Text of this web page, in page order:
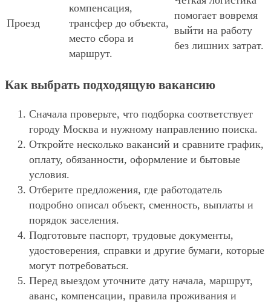
Проезд
компенсация,
трансфер до объекта,
место сбора и
маршрут.
помогает вовремя
выйти на работу
без лишних затрат.
Как выбрать подходящую вакансию
Сначала проверьте, что подборка соответствует
городу Москва и нужному направлению поиска.
Откройте несколько вакансий и сравните график,
оплату, обязанности, оформление и бытовые
условия.
Отберите предложения, где работодатель
подробно описал объект, сменность, выплаты и
порядок заселения.
Подготовьте паспорт, трудовые документы,
удостоверения, справки и другие бумаги, которые
могут потребоваться.
Перед выездом уточните дату начала, маршрут,
аванс, компенсации, правила проживания и